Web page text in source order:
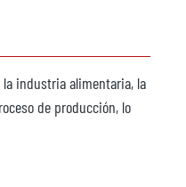
la industria alimentaria, la
de producción, lo